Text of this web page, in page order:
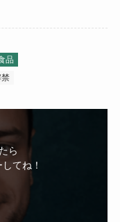
品
ら
てね！